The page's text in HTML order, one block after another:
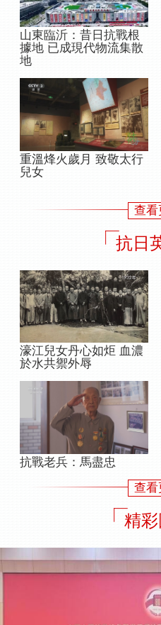
山東臨沂：昔日抗戰根
據地 已成現代物流集散
地
重溫烽火歲月 致敬太行
兒女
查看
抗日
濠江兒女丹心如炬 血濃
於水共禦外辱
抗戰老兵：馬盡忠
查看
精